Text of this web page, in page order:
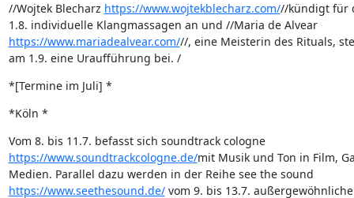
//Wojtek Blecharz https://www.wojtekblecharz.com///kündigt für
https://www.mariadealvear.com///, eine Meisterin des Rituals,
am 1.9. eine Uraufführung bei. /
*[Termine im Juli] *
*Köln *
https://www.soundtrackcologne.de/mit Musik und Ton in Film,
https://www.seethesound.de/ vom 9. bis 13.7.